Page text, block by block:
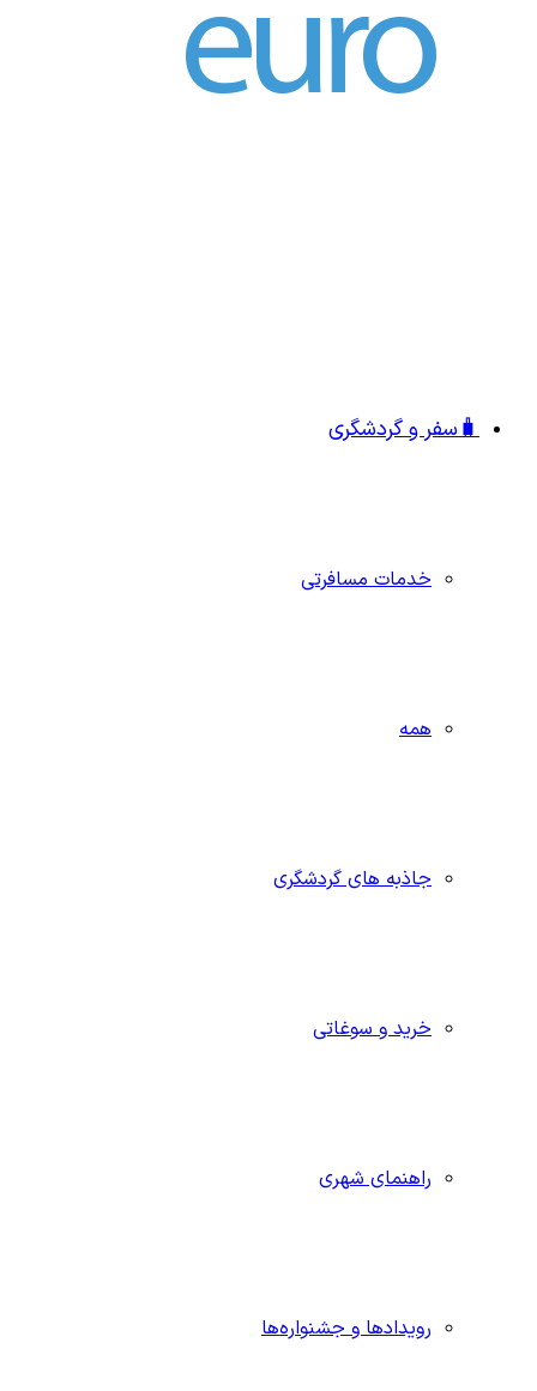
🧳سفر و گردشگری
خدمات مسافرتی
همه
جاذبه‌ های گردشگری
خرید و سوغاتی
راهنمای شهری
رویدادها و جشنواره‌ها